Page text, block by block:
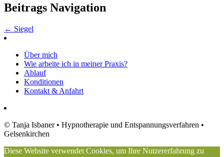
Beitrags Navigation
← Siegel
Über mich
Wie arbeite ich in meiner Praxis?
Ablauf
Konditionen
Kontakt & Anfahrt
© Tanja Isbaner• Hypnotherapie und Entspannungsverfahren •
Gelsenkirchen
Diese Website verwendet Cookies, um Ihre Nutzererfahrung zu